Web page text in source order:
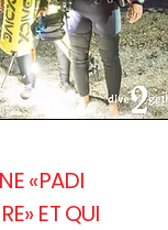
«PADI
ET QUI